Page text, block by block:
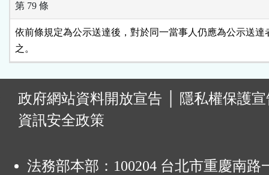
第 79 條
依前條規定為公示送達後，對於同一當事人仍應為公示送達
之。
政府網站資料開放宣告
隱私權保護
資訊安全政策
法務部本部：100204 台北市重慶南路